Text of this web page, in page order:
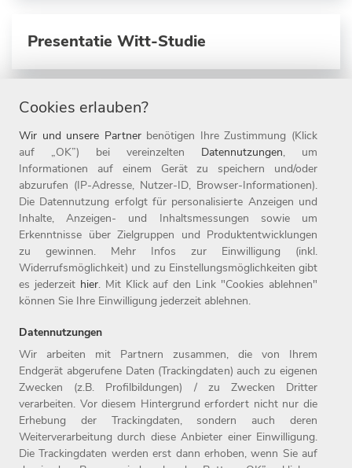
Presentatie Witt-Studie
Home
Arbeitgeber
Benefits
Jobs
Einstiegslevel
Arbeitsfelder
Kontakt
Impressum
Datenschutz
Cookies erlauben?
Wir und unsere Partnerbenötigen Ihre Zustimmung (Klick
auf „OK”) bei vereinzelten Datennutzungen, um
Informationen auf einem Gerät zu speichern und/oder
abzurufen (IP-Adresse, Nutzer-ID, Browser-Informationen).
Die Datennutzung erfolgt für personalisierte Anzeigen und
Inhalte, Anzeigen- und Inhaltsmessungen sowie um
Erkenntnisse über Zielgruppen und Produktentwicklungen
zu gewinnen. Mehr Infos zur Einwilligung (inkl.
Widerrufsmöglichkeit) und zu Einstellungsmöglichkeiten gibt
es jederzeit hier. Mit Klick auf den Link "Cookies ablehnen"
können Sie Ihre Einwilligung jederzeit ablehnen.
Datennutzungen
Wir arbeiten mit Partnern zusammen, die von Ihrem
Endgerät abgerufene Daten (Trackingdaten) auch zu eigenen
Zwecken (z.B. Profilbildungen) / zu Zwecken Dritter
verarbeiten. Vor diesem Hintergrund erfordert nicht nur die
Erhebung der Trackingdaten, sondern auch deren
Weiterverarbeitung durch diese Anbieter einer Einwilligung.
Die Trackingdaten werden erst dann erhoben, wenn Sie auf